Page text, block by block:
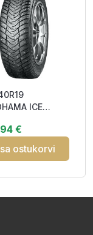
ICE
RPB Studded
€
ostukorvi